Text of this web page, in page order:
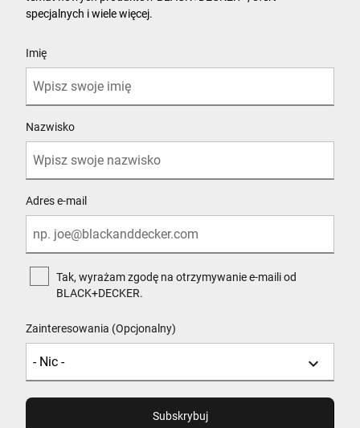
specjalnych i wiele więcej.
Imię
Nazwisko
Adres e-mail
Tak, wyrażam zgodę na otrzymywanie e-maili od
BLACK+DECKER.
Zainteresowania (Opcjonalny)